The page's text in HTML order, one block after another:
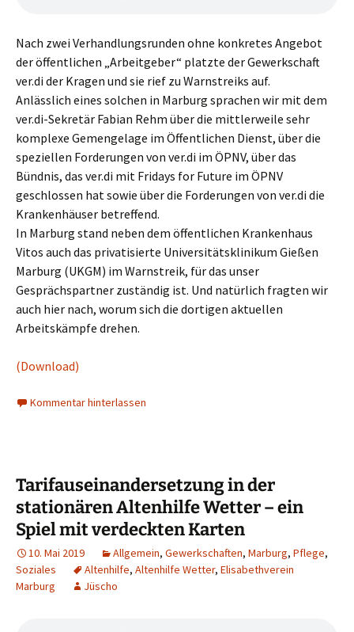
Nach zwei Verhandlungsrunden ohne konkretes Angebot
der öffentlichen „Arbeitgeber“ platzte der Gewerkschaft
ver.di der Kragen und sie rief zu Warnstreiks auf.
Anlässlich eines solchen in Marburg sprachen wir mit dem
ver.di-Sekretär Fabian Rehm über die mittlerweile sehr
komplexe Gemengelage im Öffentlichen Dienst, über die
speziellen Forderungen von ver.di im ÖPNV, über das
Bündnis, das ver.di mit Fridays for Future im ÖPNV
geschlossen hat sowie über die Forderungen von ver.di die
Krankenhäuser betreffend.
In Marburg stand neben dem öffentlichen Krankenhaus
Vitos auch das privatisierte Universitätsklinikum Gießen
Marburg (UKGM) im Warnstreik, für das unser
Gesprächspartner zuständig ist. Und natürlich fragten wir
auch hier nach, worum sich die dortigen aktuellen
Arbeitskämpfe drehen.
(Download)
Kommentar hinterlassen
Tarifauseinandersetzung in der
stationären Altenhilfe Wetter – ein
Spiel mit verdeckten Karten
10. Mai 2019 Allgemein, Gewerkschaften, Marburg, Pflege,
Soziales
Altenhilfe, Altenhilfe Wetter, Elisabethverein
Marburg
Jüscho